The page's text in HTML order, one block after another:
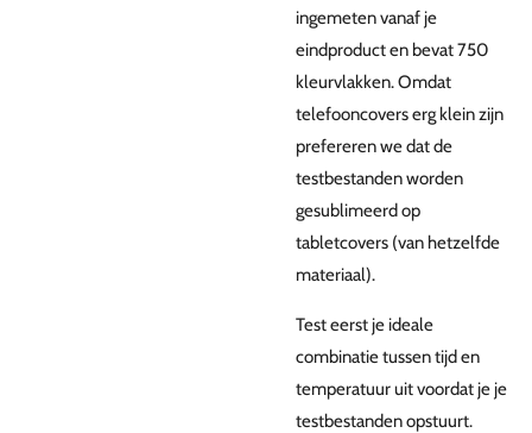
ingemeten vanaf je
eindproduct en bevat 750
kleurvlakken. Omdat
telefooncovers erg klein zijn
prefereren we dat de
testbestanden worden
gesublimeerd op
tabletcovers (van hetzelfde
materiaal).
Test eerst je ideale
combinatie tussen tijd en
temperatuur uit voordat je je
testbestanden opstuurt.